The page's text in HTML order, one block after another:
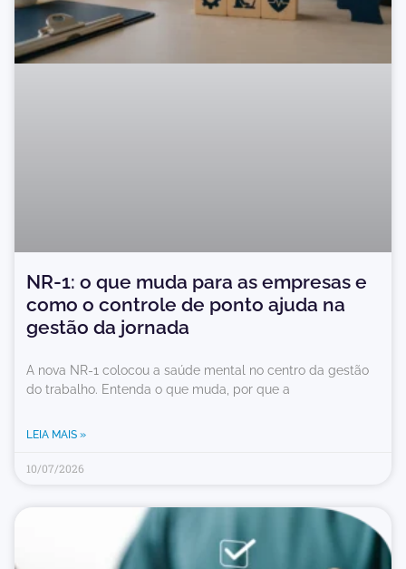
NR-1: o que muda para as empresas e
como o controle de ponto ajuda na
gestão da jornada
A nova NR-1 colocou a saúde mental no centro da gestão
do trabalho. Entenda o que muda, por que a
LEIA MAIS »
10/07/2026